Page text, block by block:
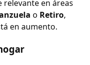
relevante en áreas
o Retiro,
en aumento.